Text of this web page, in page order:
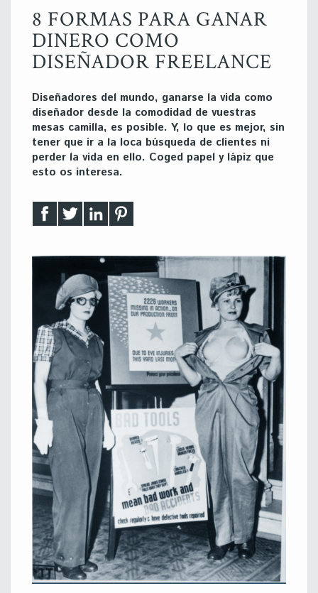
8 FORMAS PARA GANAR
DINERO COMO
DISEÑADOR FREELANCE
Diseñadores del mundo, ganarse la vida como
diseñador desde la comodidad de vuestras
mesas camilla, es posible. Y, lo que es mejor, sin
tener que ir a la loca búsqueda de clientes ni
perder la vida en ello. Coged papel y lápiz que
esto os interesa.